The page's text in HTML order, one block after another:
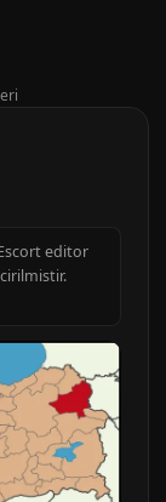
editor